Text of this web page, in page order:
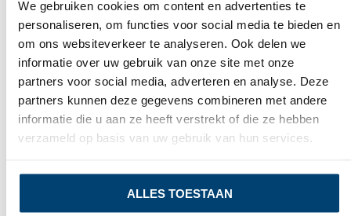
We gebruiken cookies om content en advertenties te
personaliseren, om functies voor social media te bieden en
om ons websiteverkeer te analyseren. Ook delen we
informatie over uw gebruik van onze site met onze
partners voor social media, adverteren en analyse. Deze
partners kunnen deze gegevens combineren met andere
informatie die u aan ze heeft verstrekt of die ze hebben
verzameld op basis van uw gebruik van hun services.
ALLES TOESTAAN
Email bestellingen:inkoop@avalanchebv.nl
KLANTENSERVICE